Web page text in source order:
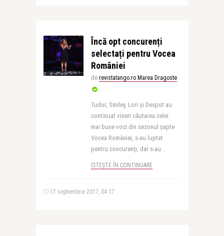
Încă opt concurenți
selectați pentru Vocea
României
de revistatango.ro Marea Dragoste
Tudor, Smiley, Lori și Despot au
continuat vineri căutarea celei
mai bune voci din sezonul șapte
Vocea României, s-au luptat
pentru concurenţi, dar s-au ..
CITEȘTE ÎN CONTINUARE
17 septembrie 2017, 04:17